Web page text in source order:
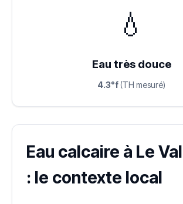
💧
Eau très douce
4.3°f (TH mesuré)
Eau calcaire à Le
: le contexte local